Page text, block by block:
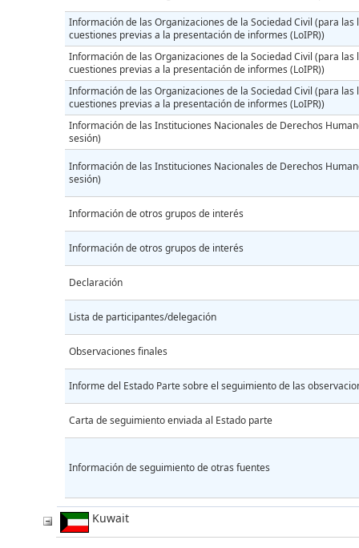
Información de las Organizaciones de la Sociedad Civil (para las
cuestiones previas a la presentación de informes (LoIPR))
Información de las Organizaciones de la Sociedad Civil (para las
cuestiones previas a la presentación de informes (LoIPR))
Información de las Organizaciones de la Sociedad Civil (para las
cuestiones previas a la presentación de informes (LoIPR))
Información de las Instituciones Nacionales de Derechos
sesión)
Información de las Instituciones Nacionales de Derechos
sesión)
Información de otros grupos de interés
Información de otros grupos de interés
Declaración
Lista de participantes/delegación
Observaciones finales
Informe del Estado Parte sobre el seguimiento de las
Carta de seguimiento enviada al Estado parte
Información de seguimiento de otras fuentes
Kuwait